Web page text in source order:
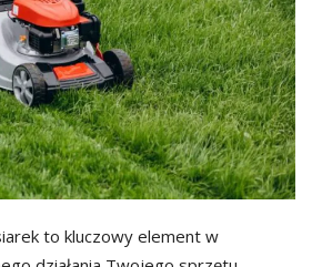
to kluczowy element w